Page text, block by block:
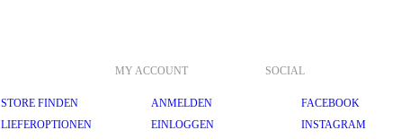
STORE FINDEN
LIEFEROPTIONEN
MY ACCOUNT
ANMELDEN
EINLOGGEN
SOCIAL
FACEBOOK
INSTAGRAM